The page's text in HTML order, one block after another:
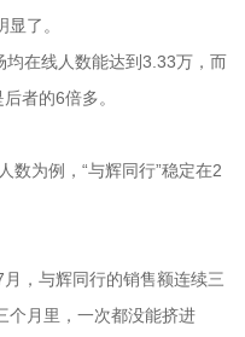
了。
均在线人数能达到3.33万，而
者的6倍多。
数为例，“与辉同行”稳定在2
，与辉同行的销售额连续三
个月里，一次都没能挤进